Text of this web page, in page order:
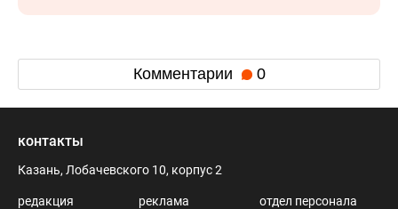
Комментарии 0
контакты
Казань, Лобачевского 10, корпус 2
редакция
реклама
отдел персонала